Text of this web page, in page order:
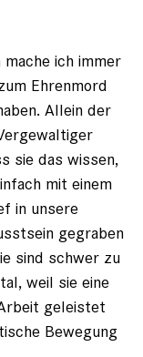
ich immer
Ehrenmord
Allein der
sie das wissen,
mit einem
in unsere
gegraben
sind schwer zu
weil sie eine
geleistet
Bewegung